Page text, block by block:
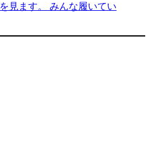
見ます。 みんな履いてい